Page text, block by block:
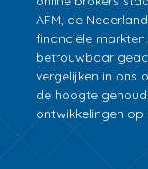
AFM, de
financiële
betrouwbaar
vergelijken in ons
de hoogte
ontwikkelingen